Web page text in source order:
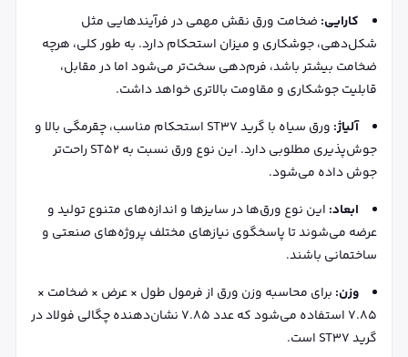
کارایی: ضخامت ورق نقش مهمی در فرآیندهایی مثل
شکل‌دهی، جوشکاری و میزان استحکام دارد. به طور کلی، هرچه
ضخامت بیشتر باشد، فرم‌دهی سخت‌تر می‌شود اما در مقابل،
قابلیت جوشکاری و مقاومت بالاتری خواهد داشت.
آلیاژ:
ورق سیاه با گرید ST37 استحکام مناسب، چقرمگی بالا و
جوش‌پذیری مطلوبی دارد. این نوع ورق نسبت به ST52 راحت‌تر
جوش داده می‌شود.
ابعاد: این نوع ورق‌ها در سایزها و اندازه‌های متنوع تولید و
عرضه می‌شوند تا پاسخگوی نیازهای مختلف پروژه‌های صنعتی و
ساختمانی باشند.
وزن: برای محاسبه وزن ورق از فرمول طول × عرض × ضخامت ×
7.85 استفاده می‌شود که عدد 7.85 نشان‌دهنده چگالی فولاد در
گرید ST37 است.